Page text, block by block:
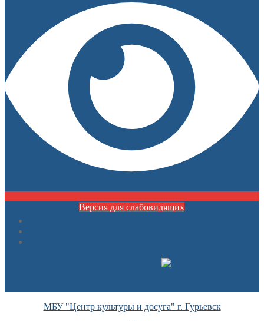
Версия для слабовидящих
МБУ "Центр культуры и досуга" г. Гурьевск